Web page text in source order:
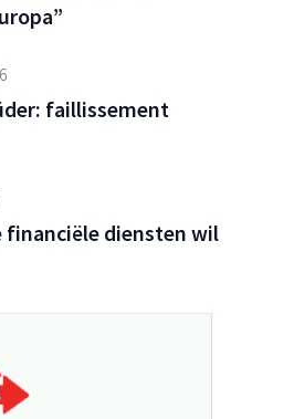
faillissement
financiële diensten wil